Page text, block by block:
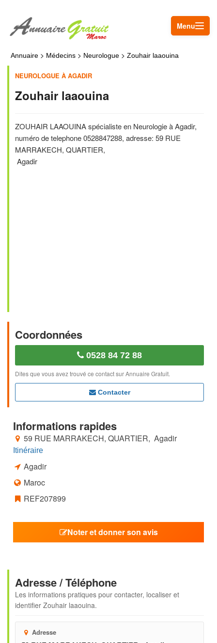
Menu
Annuaire > Médecins > Neurologue > Zouhair laaouina
NEUROLOGUE À AGADIR
Zouhair laaouina
ZOUHAIR LAAOUINA spécialiste en Neurologie à Agadir,
numéro de telephone 0528847288, adresse: 59 RUE
MARRAKECH, QUARTIER,
Agadir
Coordonnées
0528 84 72 88
Dites que vous avez trouvé ce contact sur Annuaire Gratuit.
Contacter
Informations rapides
59 RUE MARRAKECH, QUARTIER, Agadir
Itinéraire
Agadir
Maroc
REF207899
Noter et donner son avis
Adresse / Téléphone
Les informations pratiques pour contacter, localiser et
identifier Zouhair laaouina.
Adresse